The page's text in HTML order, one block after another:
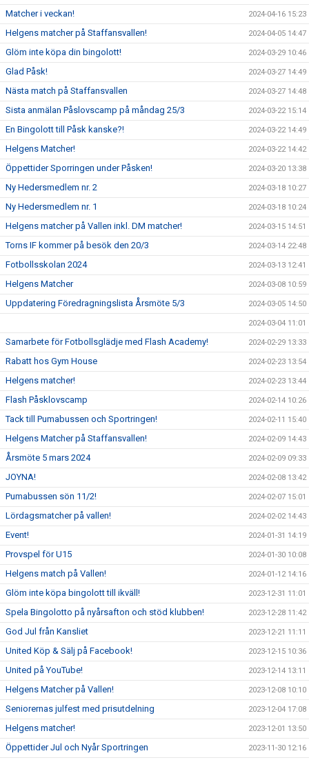
Matcher i veckan! 2024-04-16 15:23
Helgens matcher på Staffansvallen! 2024-04-05 14:47
Glöm inte köpa din bingolott! 2024-03-29 10:46
Glad Påsk! 2024-03-27 14:49
Nästa match på Staffansvallen 2024-03-27 14:48
Sista anmälan Påslovscamp på måndag 25/3 2024-03-22 15:14
En Bingolott till Påsk kanske?! 2024-03-22 14:49
Helgens Matcher! 2024-03-22 14:42
Öppettider Sporringen under Påsken! 2024-03-20 13:38
Ny Hedersmedlem nr. 2 2024-03-18 10:27
Ny Hedersmedlem nr. 1 2024-03-18 10:24
Helgens matcher på Vallen inkl. DM matcher! 2024-03-15 14:51
Torns IF kommer på besök den 20/3 2024-03-14 22:48
Fotbollsskolan 2024 2024-03-13 12:41
Helgens Matcher 2024-03-08 10:59
Uppdatering Föredragningslista Årsmöte 5/3 2024-03-05 14:50
2024-03-04 11:01
Samarbete för Fotbollsglädje med Flash Academy! 2024-02-29 13:33
Rabatt hos Gym House 2024-02-23 13:54
Helgens matcher! 2024-02-23 13:44
Flash Påsklovscamp 2024-02-14 10:26
Tack till Pumabussen och Sportringen! 2024-02-11 15:40
Helgens Matcher på Staffansvallen! 2024-02-09 14:43
Årsmöte 5 mars 2024 2024-02-09 09:33
JOYNA! 2024-02-08 13:42
Pumabussen sön 11/2! 2024-02-07 15:01
Lördagsmatcher på vallen! 2024-02-02 14:43
Event! 2024-01-31 14:19
Provspel för U15 2024-01-30 10:08
Helgens match på Vallen! 2024-01-12 14:16
Glöm inte köpa bingolott till ikväll! 2023-12-31 11:01
Spela Bingolotto på nyårsafton och stöd klubben! 2023-12-28 11:42
God Jul från Kansliet 2023-12-21 11:11
United Köp & Sälj på Facebook! 2023-12-15 10:36
United på YouTube! 2023-12-14 13:11
Helgens Matcher på Vallen! 2023-12-08 10:10
Seniorernas julfest med prisutdelning 2023-12-04 17:08
Helgens matcher! 2023-12-01 13:50
Öppettider Jul och Nyår Sportringen 2023-11-30 12:16